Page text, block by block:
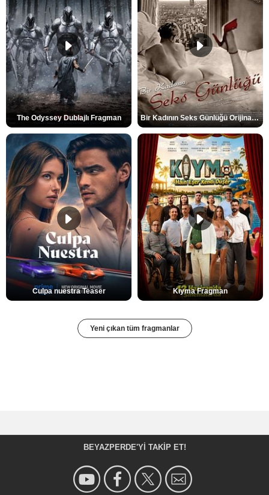
The Odyssey Dublajlı Fragman Bir Kadının Seks Günlüğü Orijinal Fragman
Culpa nuestra Teaser Kıyma Fragman
Yeni çıkan tüm fragmanlar
BEYAZPERDE'YI TAKIP ET!